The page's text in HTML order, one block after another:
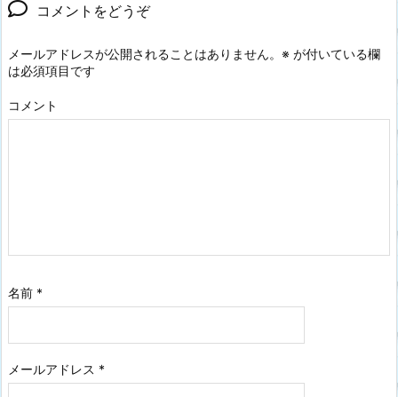
コメントをどうぞ
メールアドレスが公開されることはありません。 ※ が付いている欄
は必須項目です
コメント
名前 *
メールアドレス *